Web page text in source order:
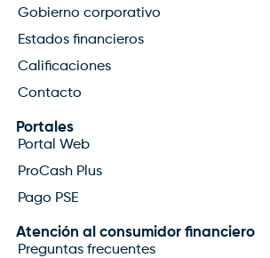
Gobierno corporativo
Estados financieros
Calificaciones
Contacto
Portales
Portal Web
ProCash Plus
Pago PSE
Atención al consumidor financiero
Preguntas frecuentes